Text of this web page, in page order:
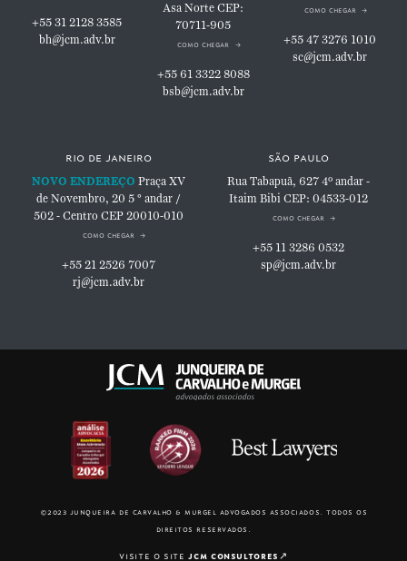
+55 31 2128 3585
bh@jcm.adv.br
Asa NorteCEP:
70711-905
como chegar
+55 61 3322 8088
bsb@jcm.adv.br
como chegar
+55 47 3276 1010
sc@jcm.adv.br
rio de janeiro
NOVO ENDEREÇO Praça XV
de Novembro, 20 5 ° andar /
502 - Centro CEP 20010-010
como chegar
+55 21 2526 7007
rj@jcm.adv.br
são paulo
Rua Tabapuã, 6274º andar -
Itaim BibiCEP: 04533-012
como chegar
+55 11 3286 0532
sp@jcm.adv.br
©2023 junqueira de carvalho & murgel advogados associados. todos os
direitos reservados.
visite o sitejcm consultores↗